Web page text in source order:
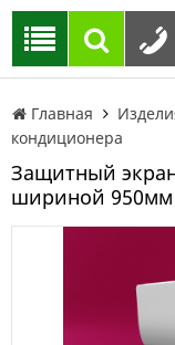
Главная
кондиционера
Защитный
шириной 950мм